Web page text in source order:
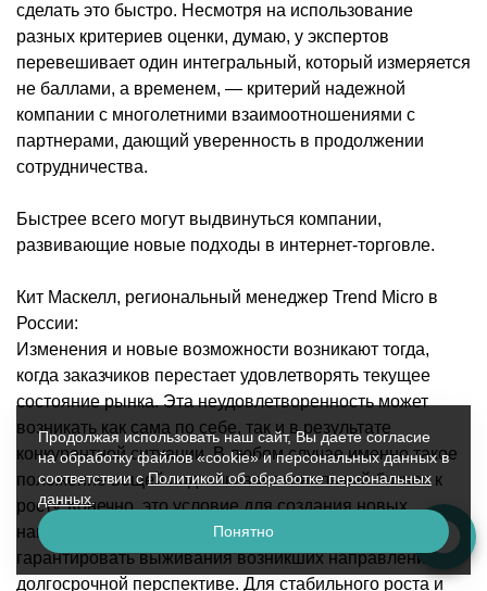
сделать это быстро. Несмотря на использование
разных критериев оценки, думаю, у экспертов
перевешивает один интегральный, который измеряется
не баллами, а временем, — критерий надежной
компании с многолетними взаимоотношениями с
партнерами, дающий уверенность в продолжении
сотрудничества.
Быстрее всего могут выдвинуться компании,
развивающие новые подходы в интернет-торговле.
Кит Маскелл, региональный менеджер Trend Micro в
России:
Изменения и новые возможности возникают тогда,
когда заказчиков перестает удовлетворять текущее
состояние рынка. Эта неудовлетворенность может
возникать как сама по себе, так и в результате
конкурентной ситуации. В любом случае именно такое
положение вещей подталкивает канальный бизнес к
росту. Конечно, это условие для создания новых
направлений в дистрибуции само по себе не может
гарантировать выживания возникших направлений в
долгосрочной перспективе. Для стабильного роста и
Продолжая использовать наш сайт, Вы даете согласие
на обработку файлов «cookie» и персональных данных в
соответствии сПолитикой об обработке персональных
данных.
Понятно